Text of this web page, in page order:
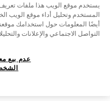
يستخدم موقع الويب هذا ملفات
المستخدم وتحليل أداء موقع الويب
أيضًا المعلومات حول استخدامك
التواصل الاجتماعي والإعلانات
عدم بيع